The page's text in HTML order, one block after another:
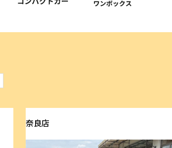
奈良店